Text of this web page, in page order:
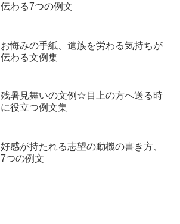
伝わる7つの例文
お悔みの手紙、遺族を労わる気持ちが
伝わる文例集
残暑見舞いの文例☆目上の方へ送る時
に役立つ例文集
好感が持たれる志望の動機の書き方、
7つの例文